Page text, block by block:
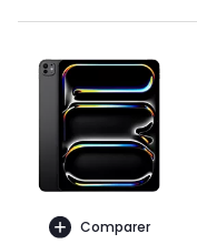
Comparer